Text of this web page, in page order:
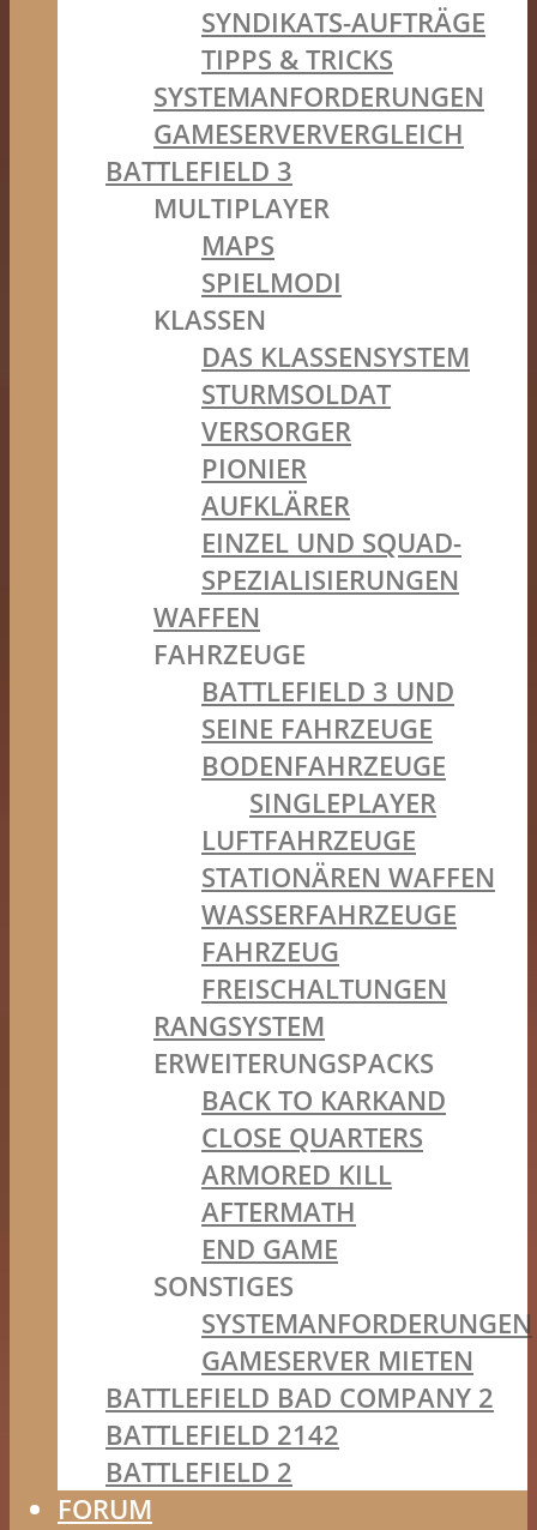
SYNDIKATS-AUFTRÄGE
TIPPS & TRICKS
SYSTEMANFORDERUNGEN
GAMESERVERVERGLEICH
BATTLEFIELD 3
MULTIPLAYER
MAPS
SPIELMODI
KLASSEN
DAS KLASSENSYSTEM
STURMSOLDAT
VERSORGER
PIONIER
AUFKLÄRER
EINZEL UND SQUAD-
SPEZIALISIERUNGEN
WAFFEN
FAHRZEUGE
BATTLEFIELD 3 UND
SEINE FAHRZEUGE
BODENFAHRZEUGE
SINGLEPLAYER
LUFTFAHRZEUGE
STATIONÄREN WAFFEN
WASSERFAHRZEUGE
FAHRZEUG
FREISCHALTUNGEN
RANGSYSTEM
ERWEITERUNGSPACKS
BACK TO KARKAND
CLOSE QUARTERS
ARMORED KILL
AFTERMATH
END GAME
SONSTIGES
SYSTEMANFORDERUNGEN
GAMESERVER MIETEN
BATTLEFIELD BAD COMPANY 2
BATTLEFIELD 2142
BATTLEFIELD 2
FORUM